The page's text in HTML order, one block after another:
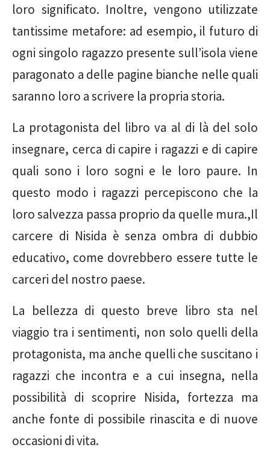
loro significato. Inoltre, vengono utilizzate
tantissime metafore: ad esempio, il futuro di
ogni singolo ragazzo presente sull’isola viene
paragonato a delle pagine bianche nelle quali
saranno loro a scrivere la propria storia.
La protagonista del libro va al di là del solo
insegnare, cerca di capire i ragazzi e di capire
quali sono i loro sogni e le loro paure. In
questo modo i ragazzi percepiscono che la
loro salvezza passa proprio da quelle mura.,Il
carcere di Nisida è senza ombra di dubbio
educativo, come dovrebbero essere tutte le
carceri del nostro paese.
La bellezza di questo breve libro sta nel
viaggio tra i sentimenti, non solo quelli della
protagonista, ma anche quelli che suscitano i
ragazzi che incontra e a cui insegna, nella
possibilità di scoprire Nisida, fortezza ma
anche fonte di possibile rinascita e di nuove
occasioni di vita.